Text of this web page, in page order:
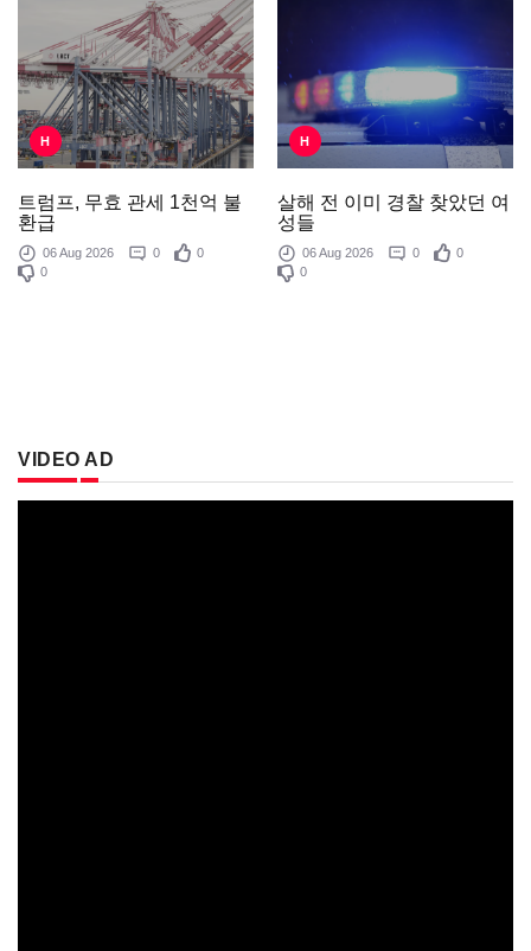
H
트럼프, 무효 관세 1천억 불
환급
06 Aug 2026 0
0
0
H
살해 전 이미 경찰 찾았던 여
성들
06 Aug 2026 0
0
0
VIDEO AD